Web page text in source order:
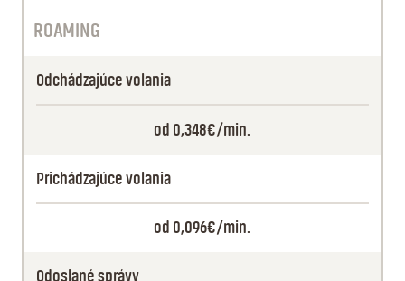
ROAMING
Odchádzajúce volania
od 0,348€/min.
Prichádzajúce volania
od 0,096€/min.
Odoslané správy